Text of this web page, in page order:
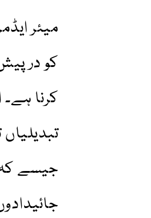
میئر
کو
کرنا
جیسے کہ